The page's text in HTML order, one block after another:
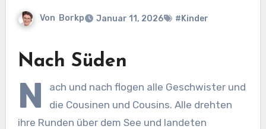
Von Borkp Januar 11, 2026 #Kinder
Nach Süden
N
ach und nach flogen alle Geschwister und
die Cousinen und Cousins. Alle drehten
ihre Runden über dem See und landeten